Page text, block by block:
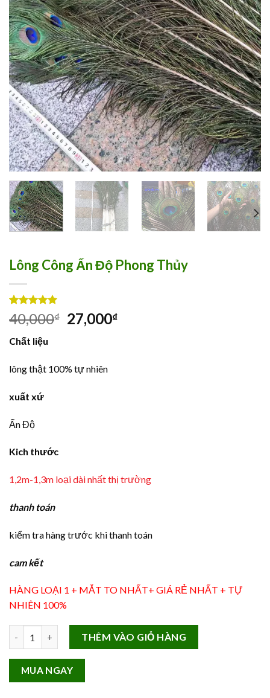
Lông Công Ấn Độ Phong Thủy
5.00 trên 5
dựa trên
7
40,000₫ 27,000₫
Chất liệu
lông thật 100% tự nhiên
xuất xứ
Ấn Độ
Kich thước
1,2m-1,3m loại dài nhất thị trường
thanh toán
kiểm tra hàng trước khi thanh toán
cam kết
HÀNG LOẠI 1 + MẮT TO NHẤT+ GIÁ RẺ NHẤT + TỰ
NHIÊN 100%
Lông Công Ấn Độ Phong Thủy số lượng
THÊM VÀO GIỎ HÀNG
MUA NGAY